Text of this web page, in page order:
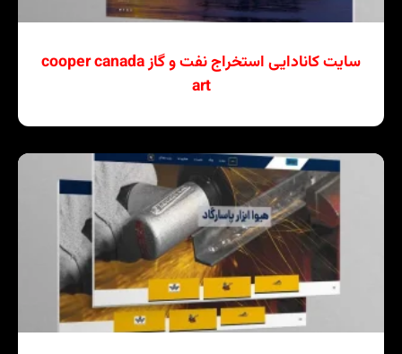
سایت کانادایی استخراج نفت و گاز cooper canada
art